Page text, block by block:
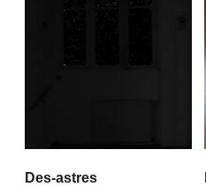
Des-astres